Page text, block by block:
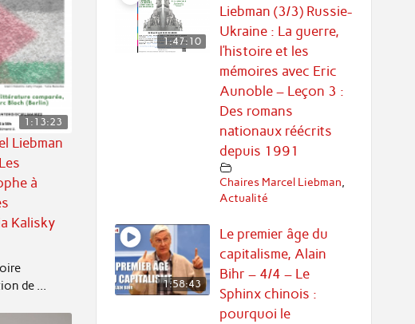
1:13:23
Liebman
à
Kalisky
de ...
1:47:10
Liebman (3/3) Russie-
Ukraine : La guerre,
l’histoire et les
mémoires avec Eric
Aunoble – Leçon 3 :
Des romans
nationaux réécrits
depuis 1991
Chaires Marcel Liebman
Actualité
1:58:43
Le premier âge du
capitalisme, Alain
Bihr – 4/4 – Le
Sphinx chinois :
pourquoi le